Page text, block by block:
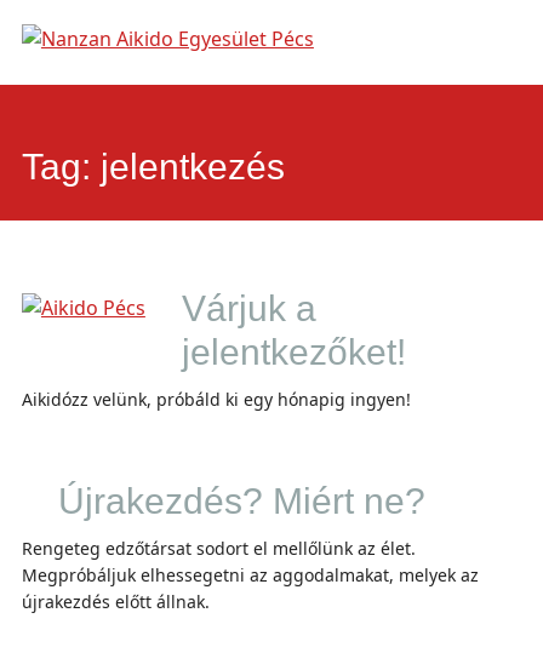
menu
Tag: jelentkezés
Várjuk a
jelentkezőket!
Aikidózz velünk, próbáld ki egy hónapig ingyen!
Újrakezdés? Miért ne?
Rengeteg edzőtársat sodort el mellőlünk az élet.
Megpróbáljuk elhessegetni az aggodalmakat, melyek az
újrakezdés előtt állnak.